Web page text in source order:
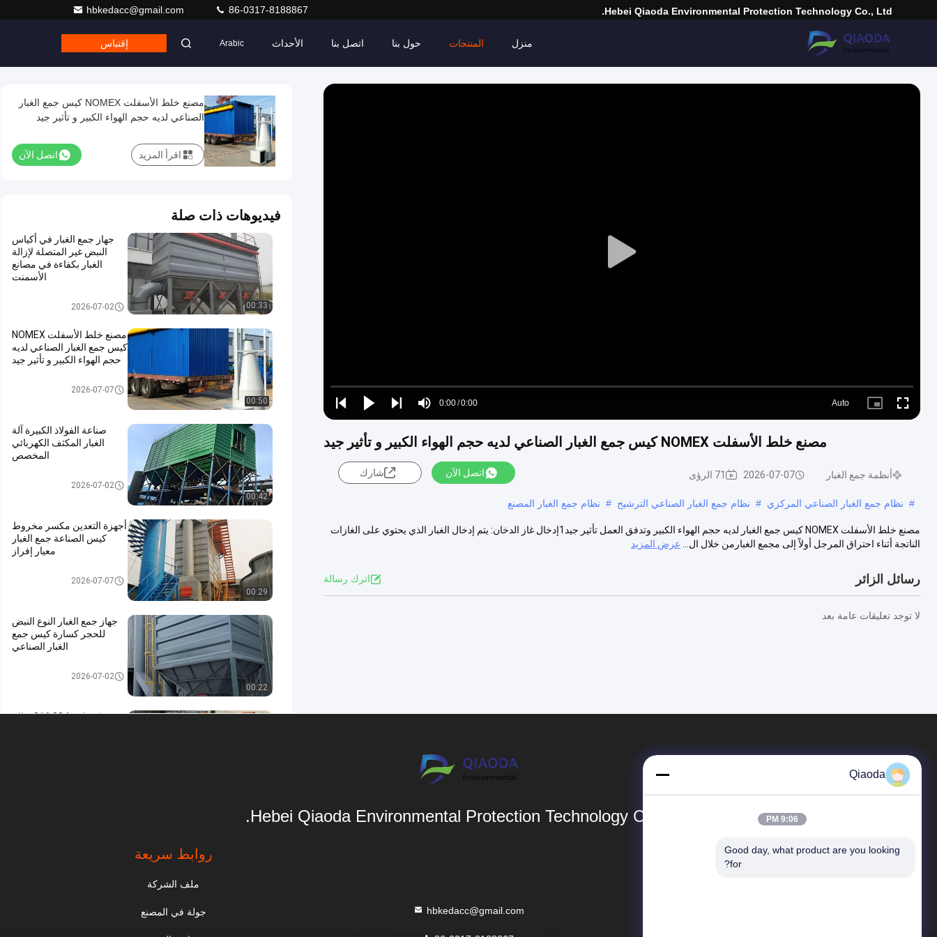
Hebei Qiaoda Environmental Protection Technology Co., Ltd.
hbkedacc@gmail.com 86-0317-8188867
منزل المنتجات حول بنا اتصل بنا الأحداث Arabic إقتباس
Play
Play
Play
Play
Mute
Time
0:00/0:00
Loaded:
0%
Auto
Picture- Fullscreen
مصنع خلط الأسفلت NOMEX كيس جمع الغبار الصناعي لديه حجم الهواء الكبير و تأثير جيد
أنظمة جمع الغبار 2026-07-07 71 الرؤى اتصل الآن شارك
# نظام جمع الغبار الصناعي المركزي # نظام جمع الغبار الصناعي الترشيح # نظام جمع الغبار المصنع
مصنع خلط الأسفلت NOMEX كيس جمع الغبار لديه حجم الهواء الكبير وتدفق العمل تأثير جيد1إدخال غاز الدخان: يتم إدخال الغبار الذي يحتوي على الغازات
الناتجة أثناء احتراق المرجل أولاً إلى مجمع الغبارمن خلال ال...
عرض المزيد
رسائل الزائر اترك رسالة
لا توجد تعليقات عامة بعد
مصنع خلط الأسفلت NOMEX كيس جمع الغبار
الصناعي لديه حجم الهواء الكبير و تأثير جيد
اتصل الآن اقرأ المزيد
فيديوهات ذات صلة
00:33
جهاز جمع الغبار في أكياس
النبض غير المتصلة لإزالة
الغبار بكفاءة في مصانع
الأسمنت
2026-07-02
00:50
مصنع خلط الأسفلت NOMEX
كيس جمع الغبار الصناعي لديه
حجم الهواء الكبير و تأثير جيد
2026-07-07
00:42
صناعة الفولاذ الكبيرة آلة
الغبار المكثف الكهربائي
المخصص
2026-07-02
00:29
أجهزة التعدين مكسر مخروط
كيس الصناعة جمع الغبار
معيار إفراز
2026-07-07
00:22
جهاز جمع الغبار النوع النبض
للحجر كسارة كيس جمع
الغبار الصناعي
2026-07-02
مصنع كيميائي 304 316 نظام
Hebei Qiaoda Environmental Protection Technology Co., Ltd.
المنتجات
hbkedacc@gmail.com
روابط سريعة
ملف الشركة
جولة في المصنع
Qiaoda
9:06 PM
Good day, what product are you looking
for?